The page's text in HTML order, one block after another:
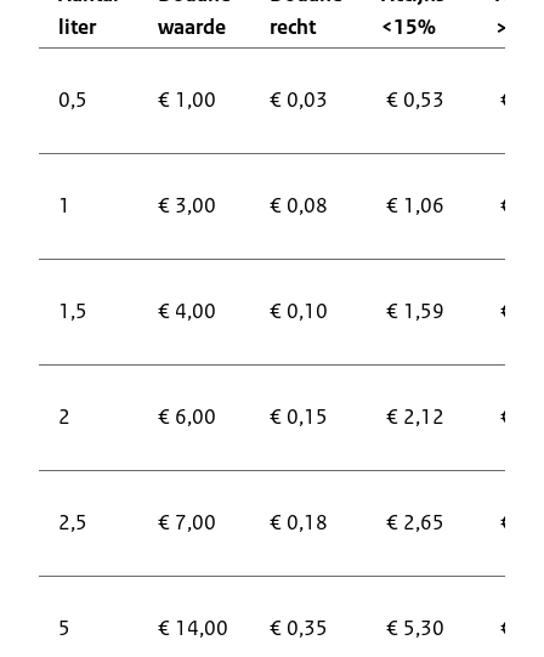
liter
waarde
recht
<15%
0,5 € 1,00 € 0,03 € 0,53 €
1 € 3,00 € 0,08 € 1,06 €
1,5 € 4,00 € 0,10 € 1,59 €
2 € 6,00 € 0,15 € 2,12 €
2,5 € 7,00 € 0,18 € 2,65 €
5 € 14,00 € 0,35 € 5,30 €